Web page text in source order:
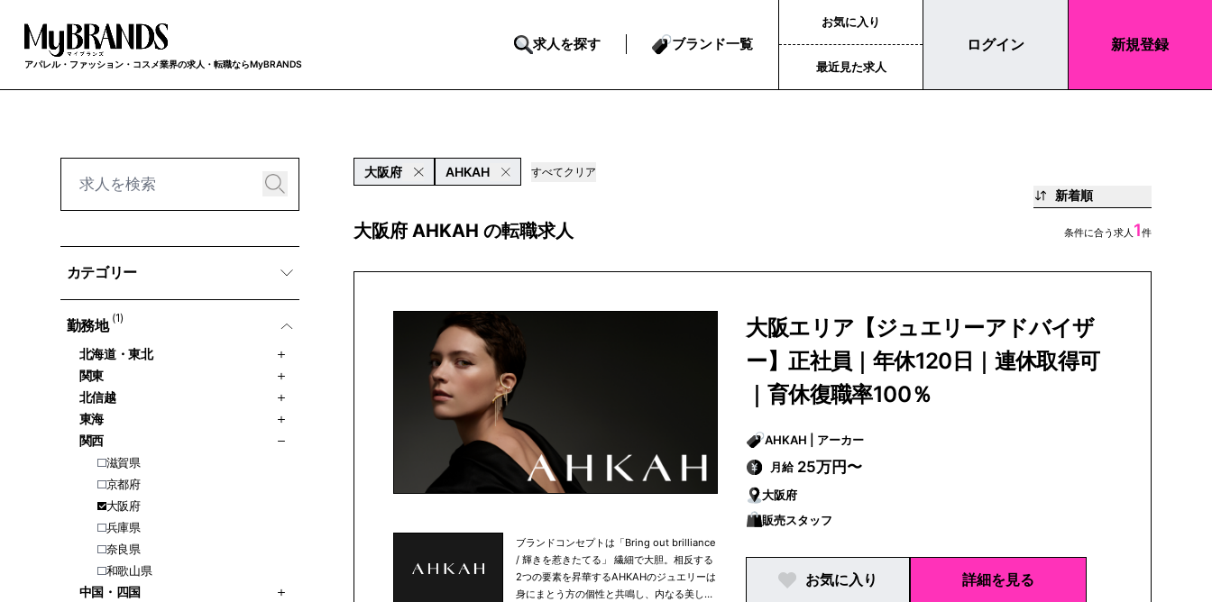
アパレル・ファッション・コスメ業界の求人・転職ならMyBRANDS
求人を探す ブランド一覧
お気に入り
最近見た求人
ログイン 新規登録
カテゴリー
勤務地 (1)
北海道・東北
関東
北信越
東海
関西
滋賀県
京都府
大阪府
兵庫県
奈良県
和歌山県
中国・四国
大阪府 AHKAH すべてクリア
新着順
大阪府 AHKAH の転職求人 条件に合う求人 1件
ブランドコンセプトは「Bring out brilliance
/ 輝きを惹きたてる」 繊細で大胆。相反する
2つの要素を昇華するAHKAHのジュエリーは
身にまとう方の個性と共鳴し、内なる美しさ
大阪エリア【ジュエリーアドバイザ
ー】正社員｜年休120日｜連休取得可
｜育休復職率100％
AHKAH | アーカー
月給 25万円〜
大阪府
販売スタッフ
お気に入り 詳細を見る